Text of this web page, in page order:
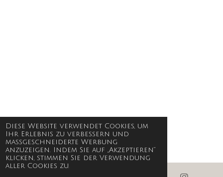
Diese Website verwendet Cookies, um
Ihr Erlebnis zu verbessern und
maßgeschneiderte Werbung
anzuzeigen. Indem Sie auf „Akzeptieren“
klicken, stimmen Sie der Verwendung
aller Cookies zu.